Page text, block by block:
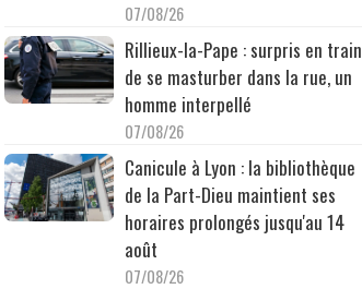
07/08/26
Rillieux-la-Pape : surpris en train
de se masturber dans la rue, un
homme interpellé
07/08/26
Canicule à Lyon : la bibliothèque
de la Part-Dieu maintient ses
horaires prolongés jusqu'au 14
août
07/08/26